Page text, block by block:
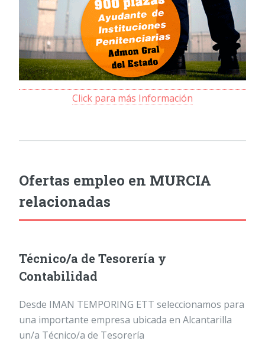
Click para más Información
Ofertas empleo en MURCIA
relacionadas
Técnico/a de Tesorería y
Contabilidad
Desde IMAN TEMPORING ETT seleccionamos para
una importante empresa ubicada en Alcantarilla
un/a Técnico/a de Tesorería